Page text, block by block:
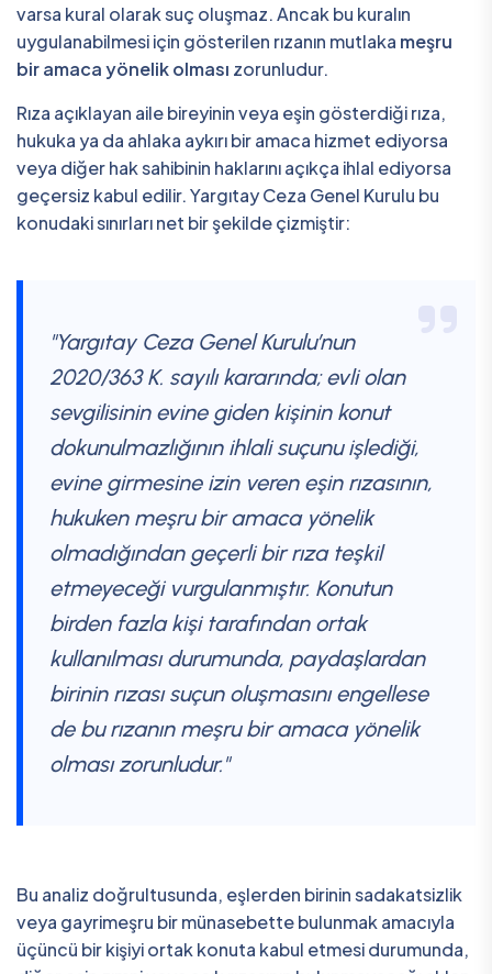
varsa kural olarak suç oluşmaz. Ancak bu kuralın
uygulanabilmesi için gösterilen rızanın mutlaka meşru
bir amaca yönelik olması zorunludur.
Rıza açıklayan aile bireyinin veya eşin gösterdiği rıza,
hukuka ya da ahlaka aykırı bir amaca hizmet ediyorsa
veya diğer hak sahibinin haklarını açıkça ihlal ediyorsa
geçersiz kabul edilir. Yargıtay Ceza Genel Kurulu bu
konudaki sınırları net bir şekilde çizmiştir:
"Yargıtay Ceza Genel Kurulu’nun
2020/363 K. sayılı kararında; evli olan
sevgilisinin evine giden kişinin konut
dokunulmazlığının ihlali suçunu işlediği,
evine girmesine izin veren eşin rızasının,
hukuken meşru bir amaca yönelik
olmadığından geçerli bir rıza teşkil
etmeyeceği vurgulanmıştır. Konutun
birden fazla kişi tarafından ortak
kullanılması durumunda, paydaşlardan
birinin rızası suçun oluşmasını engellese
de bu rızanın meşru bir amaca yönelik
olması zorunludur."
Bu analiz doğrultusunda, eşlerden birinin sadakatsizlik
veya gayrimeşru bir münasebette bulunmak amacıyla
üçüncü bir kişiyi ortak konuta kabul etmesi durumunda,